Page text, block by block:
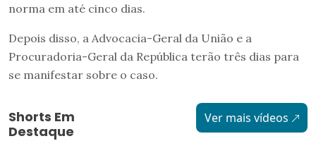
norma em até cinco dias.
Depois disso, a Advocacia-Geral da União e a
Procuradoria-Geral da República terão três dias para
se manifestar sobre o caso.
Shorts Em
Destaque
Ver mais vídeos